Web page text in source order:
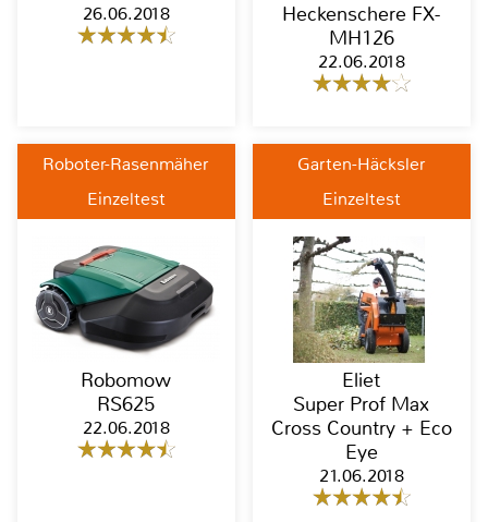
26.06.2018
Heckenschere FX-
MH126
22.06.2018
Roboter-Rasenmäher
Einzeltest
Robomow
RS625
22.06.2018
Garten-Häcksler
Einzeltest
Eliet
Super Prof Max
Cross Country + Eco
Eye
21.06.2018